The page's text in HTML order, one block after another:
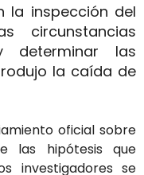
la inspección del
circunstancias
determinar las
la caída de
oficial sobre
las hipótesis que
investigadores se